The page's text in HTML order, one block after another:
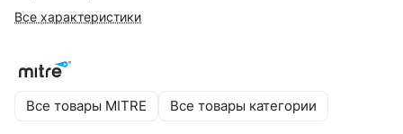
Все характеристики
Все товары MITRE Все товары категории